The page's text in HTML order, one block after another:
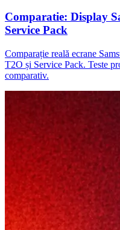
Comparatie: Display
Service Pack
Comparație reală ecrane
T2O și Service Pack. Teste
comparativ.